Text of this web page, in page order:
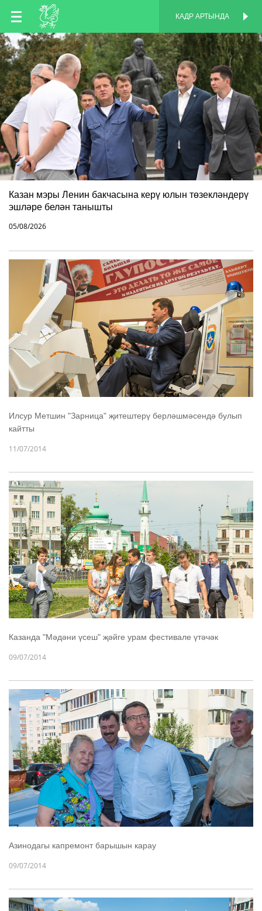
TT
EN
RU
КАДР АРТЫНДА
Казан мэры Ленин бакчасына керү юлын төзекләндерү
эшләре белән танышты
05/08/2026
Илсур Метшин "Зарница" җитештерү берләшмәсендә булып
кайтты
11/07/2014
Казанда "Мәдәни үсеш" җәйге урам фестивале үтәчәк
09/07/2014
Азинодагы капремонт барышын карау
09/07/2014
КАДР АРТЫНДА